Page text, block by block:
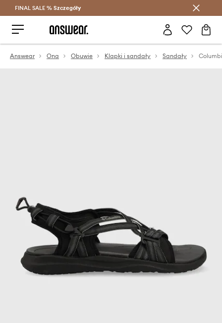
Oszczędzaj z Answear Club >
FINAL SALE % Szczegóły
Answear Ona Obuwie Klapki i sandały Sandały